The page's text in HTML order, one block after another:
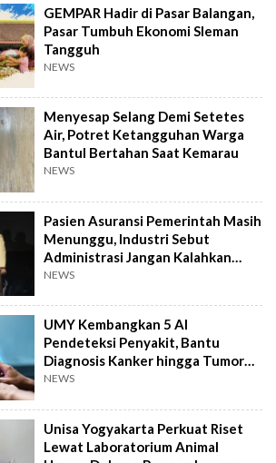
GEMPAR Hadir di Pasar Balangan,
Pasar Tumbuh Ekonomi Sleman
Tangguh
NEWS
Menyesap Selang Demi Setetes
Air, Potret Ketangguhan Warga
Bantul Bertahan Saat Kemarau
NEWS
Pasien Asuransi Pemerintah Masih
Menunggu, Industri Sebut
Administrasi Jangan Kalahkan
Kemanusiaan
NEWS
UMY Kembangkan 5 AI
Pendeteksi Penyakit, Bantu
Diagnosis Kanker hingga Tumor
Otak Lebih Cepat
NEWS
Unisa Yogyakarta Perkuat Riset
Lewat Laboratorium Animal